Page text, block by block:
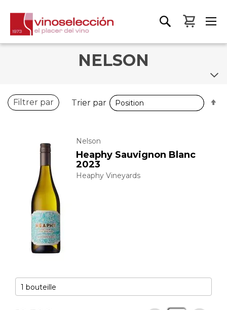
Mon
NELSON
Nelson
Heaphy Sauvignon Blanc
2023
Heaphy Vineyards
Filtrer par Trier par
Trier par